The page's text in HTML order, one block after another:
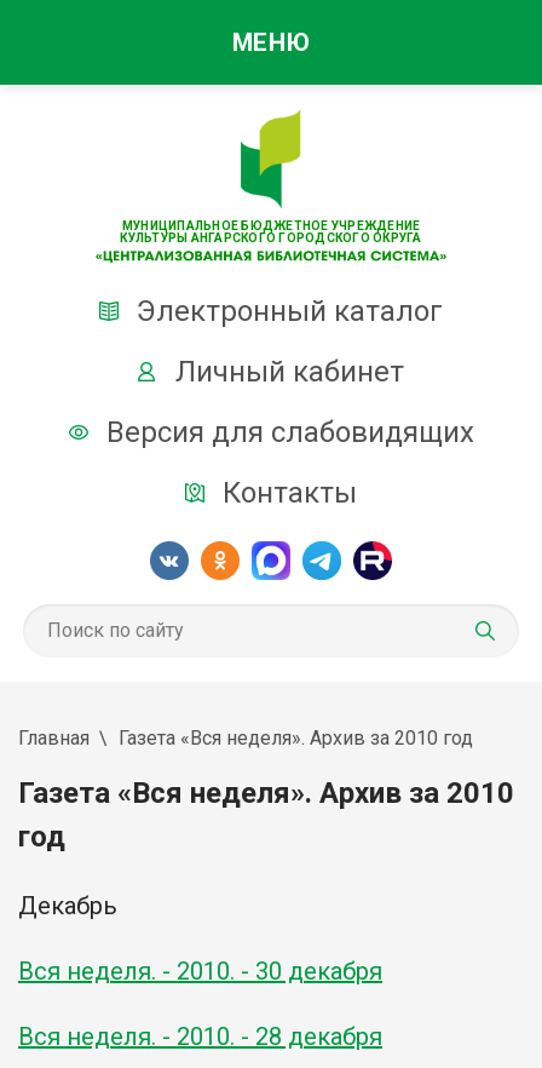
МУНИЦИПАЛЬНОЕ БЮДЖЕТНОЕ УЧРЕЖДЕНИЕ
КУЛЬТУРЫ АНГАРСКОГО ГОРОДСКОГО ОКРУГА
Электронный каталог
Личный кабинет
Версия для слабовидящих
Контакты
МЕНЮ
Главная Газета «Вся неделя». Архив за 2010 год
Газета «Вся неделя». Архив за 2010
год
Декабрь
Вся неделя. - 2010. - 30 декабря
Вся неделя. - 2010. - 28 декабря